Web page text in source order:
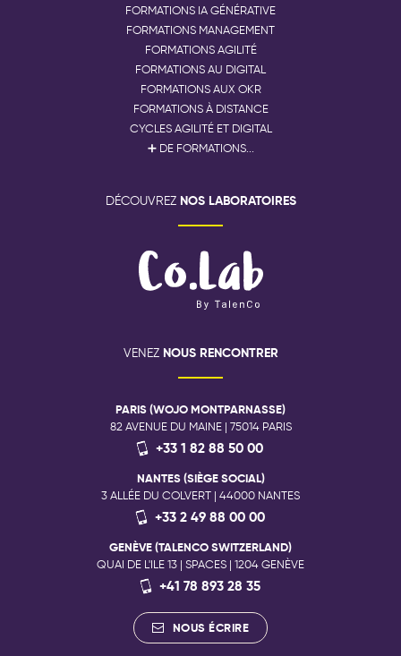
FORMATIONS IA GÉNÉRATIVE
FORMATIONS MANAGEMENT
FORMATIONS AGILITÉ
FORMATIONS AU DIGITAL
FORMATIONS AUX OKR
FORMATIONS À DISTANCE
CYCLES AGILITÉ ET DIGITAL
➕ DE FORMATIONS...
DÉCOUVREZ NOS LABORATOIRES
VENEZ NOUS RENCONTRER
PARIS (WOJO MONTPARNASSE)
82 AVENUE DU MAINE | 75014 PARIS
+33 1 82 88 50 00
NANTES (SIÈGE SOCIAL)
3 ALLÉE DU COLVERT | 44000 NANTES
+33 2 49 88 00 00
GENÈVE (TALENCO SWITZERLAND)
QUAI DE L'ILE 13 | SPACES | 1204 GENÈVE
+41 78 893 28 35
NOUS ÉCRIRE